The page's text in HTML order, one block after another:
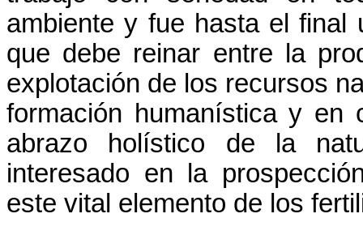
ambiente y fue hasta el final
que debe reinar entre la
explotación de los recursos
formación humanística y en
abrazo holístico de la
interesado en la
este vital elemento de los